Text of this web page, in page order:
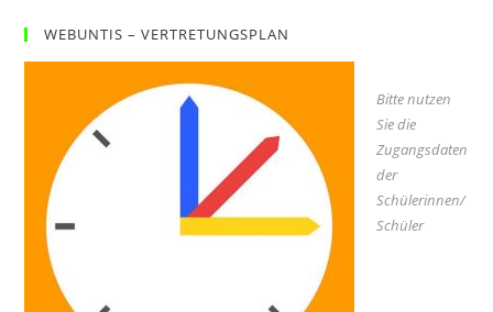
WEBUNTIS – VERTRETUNGSPLAN
Bitte nutzen
Sie die
Zugangsdaten
der
Schülerinnen/
Schüler